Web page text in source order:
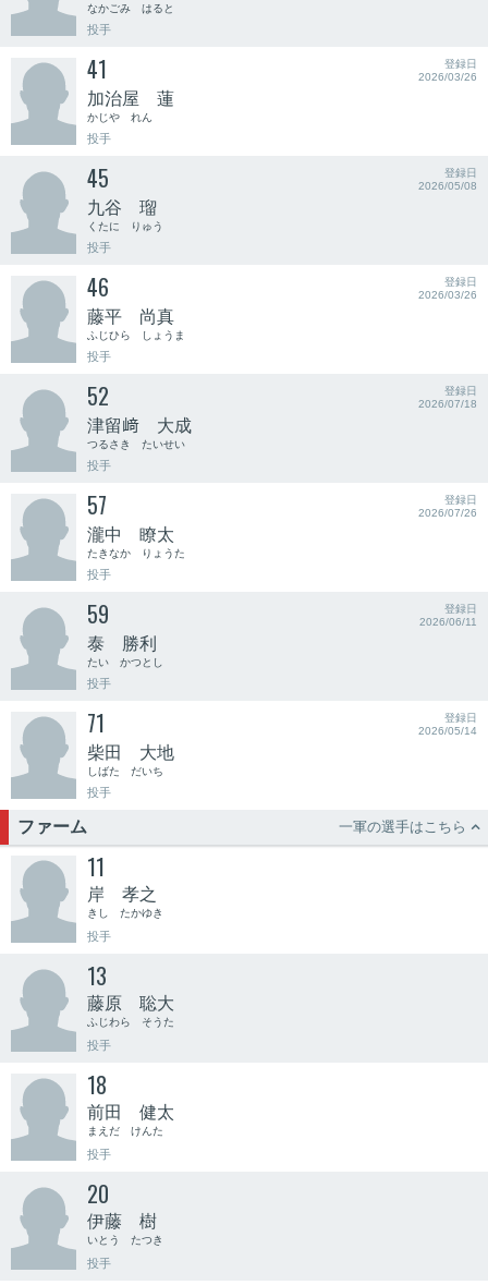
なかごみ はると
投手
41
登録日
2026/03/26
加治屋 蓮
かじや れん
投手
45
登録日
2026/05/08
九谷 瑠
くたに りゅう
投手
46
登録日
2026/03/26
藤平 尚真
ふじひら しょうま
投手
52
登録日
2026/07/18
津留﨑 大成
つるさき たいせい
投手
57
登録日
2026/07/26
瀧中 瞭太
たきなか りょうた
投手
59
登録日
2026/06/11
泰 勝利
たい かつとし
投手
71
登録日
2026/05/14
柴田 大地
しばた だいち
投手
ファーム 一軍の選手はこちら 
11
岸 孝之
きし たかゆき
投手
13
藤原 聡大
ふじわら そうた
投手
18
前田 健太
まえだ けんた
投手
20
伊藤 樹
いとう たつき
投手